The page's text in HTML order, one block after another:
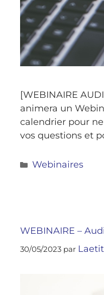
[WEBINAIRE
animera un
calendrier pour
vos questions et
Webinaires
WEBINAIRE –
30/05/2023 par